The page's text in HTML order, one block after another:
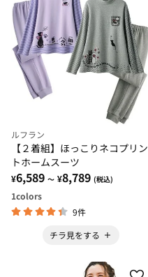
ルフラン
【２着組】ほっこりネコプリン
トホームスーツ
¥6,589 ～ ¥8,789 (税込)
1colors
9件
チラ見をする